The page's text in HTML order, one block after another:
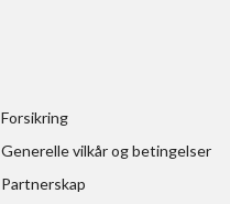
Forsikring
Generelle vilkår og betingelser
Partnerskap